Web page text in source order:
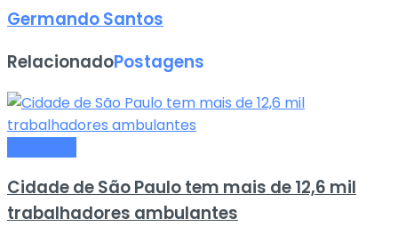
Germando Santos
RelacionadoPostagens
Cidade de São Paulo tem mais de 12,6 mil
trabalhadores ambulantes